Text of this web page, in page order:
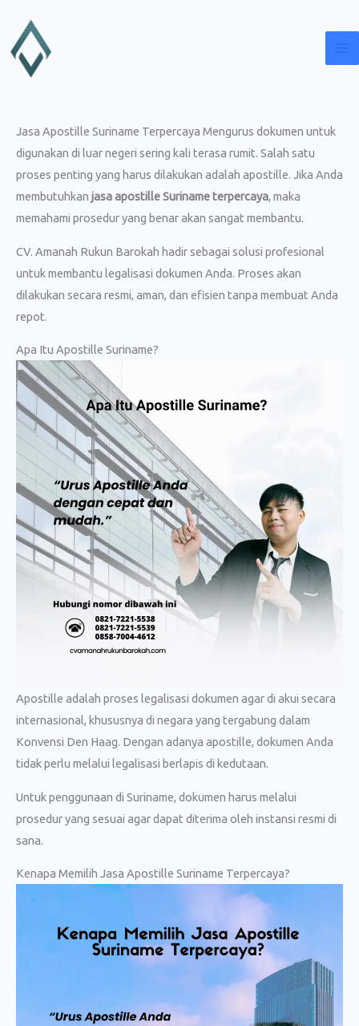
konten
Jasa Apostille Suriname Terpercaya Mengurus dokumen untuk
digunakan di luar negeri sering kali terasa rumit. Salah satu
proses penting yang harus dilakukan adalah apostille. Jika Anda
membutuhkan jasa apostille Suriname terpercaya, maka
memahami prosedur yang benar akan sangat membantu.
CV. Amanah Rukun Barokah hadir sebagai solusi profesional
untuk membantu legalisasi dokumen Anda. Proses akan
dilakukan secara resmi, aman, dan efisien tanpa membuat Anda
repot.
Apa Itu Apostille Suriname?
Apostille adalah proses legalisasi dokumen agar di akui secara
internasional, khususnya di negara yang tergabung dalam
Konvensi Den Haag. Dengan adanya apostille, dokumen Anda
tidak perlu melalui legalisasi berlapis di kedutaan.
Untuk penggunaan di Suriname, dokumen harus melalui
prosedur yang sesuai agar dapat diterima oleh instansi resmi di
sana.
Kenapa Memilih Jasa Apostille Suriname Terpercaya?